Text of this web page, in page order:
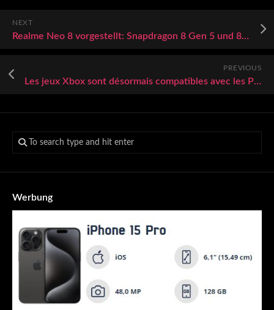
NEXT
Realme Neo 8 vorgestellt: Snapdragon 8 Gen 5 und 8.000mAh ab 294 Euro in China
PREVIOUS
Les jeux Xbox sont désormais compatibles avec les PC ARM, pourquoi cette nouvelle risque de changer le visage du gaming
Werbung